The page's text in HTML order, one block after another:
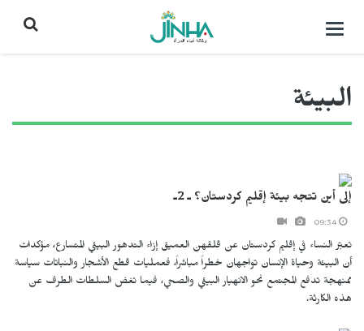
التحكم
البيئة
إلى أين تتجه بيئة إقليم كردستان؟ ـ 2ـ
تعبّر النساء في إقليم كردستان عن قلقهن العميق إزاء التدهور البيئي المتسارع، مؤكدات
أن البيئة وحياة الإنسان تواجهان خطراً مباشراً، فعمليات قطع الأشجار والنباتات سياسة
ممنهجة تدفع المجتمع نحو الانهيار البيئي والصحي، فيما تغض السلطات الطرف عن
هذه الكارثة.